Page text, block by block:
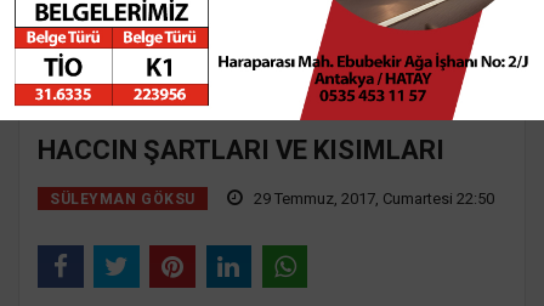
HACCIN ŞARTLARI VE KISIMLARI
SÜLEYMAN GÖKSU 29 Temmuz, 2017, Cumartesi 22:50